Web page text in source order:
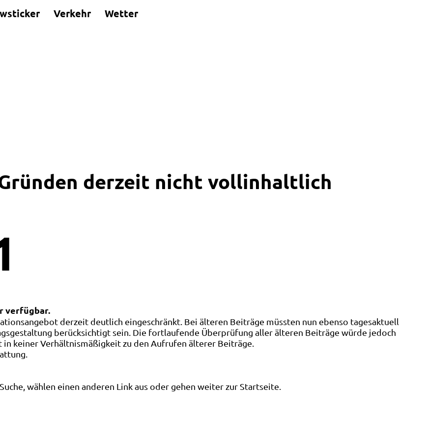
Verkehr Wetter
derzeit nicht vollinhaltlich
verfügbar.
derzeit deutlich eingeschränkt. Bei älteren Beiträge müssten nun ebenso tagesaktuell
berücksichtigt sein. Die fortlaufende Überprüfung aller älteren Beiträge würde jedoch
keiner Verhältnismäßigkeit zu den Aufrufen älterer Beiträge.
wählen einen anderen Link aus oder gehen weiter zur Startseite.